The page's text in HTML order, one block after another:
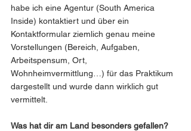
habe ich eine Agentur (South America
Inside) kontaktiert und über ein
Kontaktformular ziemlich genau meine
Vorstellungen (Bereich, Aufgaben,
Arbeitspensum, Ort,
Wohnheimvermittlung…) für das Praktikum
dargestellt und wurde dann wirklich gut
vermittelt.
Was hat dir am Land besonders gefallen?